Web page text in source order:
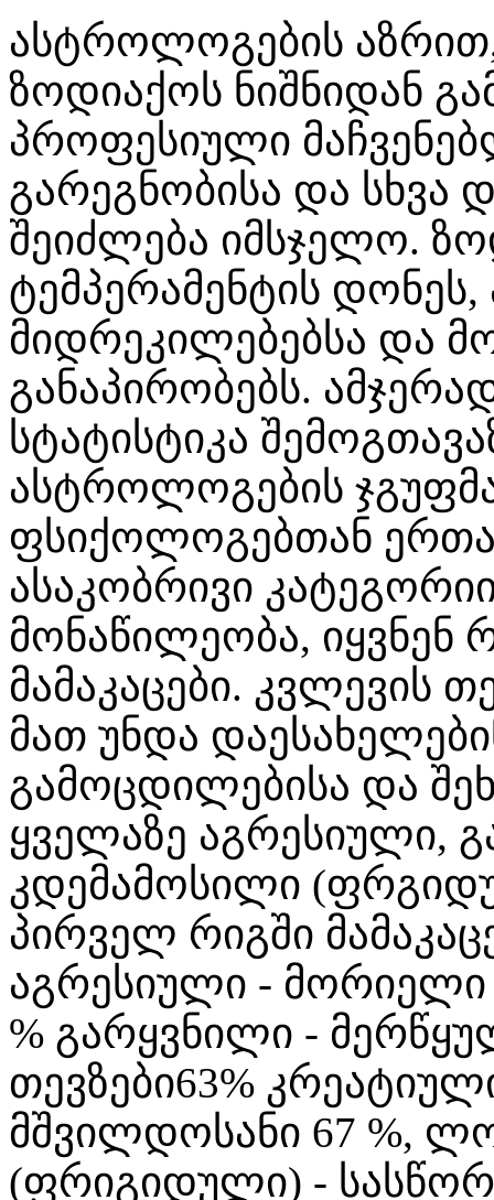
ასტროლოგების აზრით,
ზოდიაქოს ნიშნიდან
პროფესიული
გარეგნობისა და სხვა
შეიძლება იმსჯელო.
ტემპერამენტის
მიდრეკილებებსა და
განაპირობებს.
სტატისტიკა
ასტროლოგების ჯგუფმა
ფსიქოლოგებთან
ასაკობრივი
მონაწილეობა, იყვნენ
მამაკაცები. კვლევის
მათ უნდა
გამოცდილებისა და
ყველაზე აგრესიული,
კდემამოსილი
პირველ რიგში
აგრესიული - მორიელი
% გარყვნილი -
თევზები63%
მშვილდოსანი 67 %,
(ფრიგიდული) -